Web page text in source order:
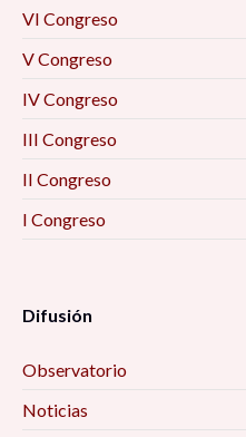
VI Congreso
V Congreso
IV Congreso
III Congreso
II Congreso
I Congreso
Difusión
Observatorio
Noticias